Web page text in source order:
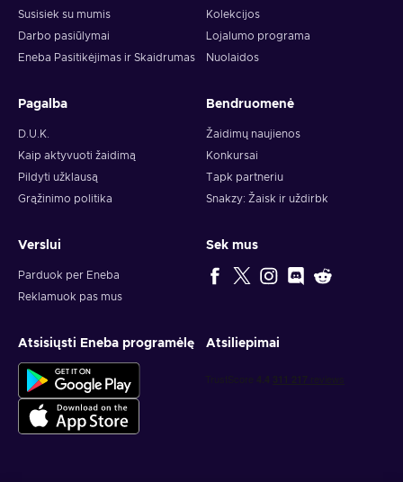
Susisiek su mumis
Darbo pasiūlymai
Eneba Pasitikėjimas ir Skaidrumas
Kolekcijos
Lojalumo programa
Nuolaidos
Pagalba
D.U.K.
Kaip aktyvuoti žaidimą
Pildyti užklausą
Grąžinimo politika
Bendruomenė
Žaidimų naujienos
Konkursai
Tapk partneriu
Snakzy: Žaisk ir uždirbk
Verslui
Parduok per Eneba
Reklamuok pas mus
Sek mus
Atsisiųsti Eneba programėlę Atsiliepimai